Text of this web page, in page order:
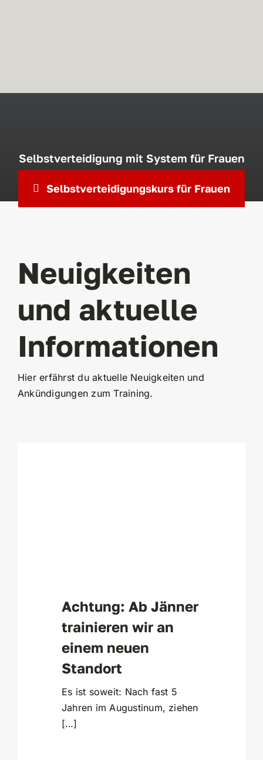
Selbstverteidigung mit System für Frauen
Selbstverteidigungskurs für Frauen
Neuigkeiten
und aktuelle
Informationen
Hier erfährst du aktuelle Neuigkeiten und
Ankündigungen zum Training.
Achtung: Ab Jänner
trainieren wir an
einem neuen
Standort
Es ist soweit: Nach fast 5
Jahren im Augustinum, ziehen
[…]